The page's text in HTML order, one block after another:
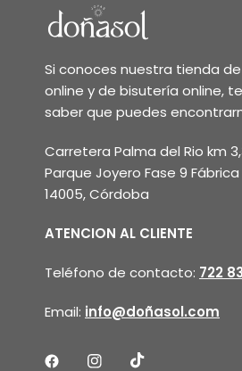
Si conoces nuestra tienda
online y de bisutería online,
saber que puedes
Carretera Palma del Rio km
Parque Joyero Fase 9
14005, Córdoba
ATENCION AL CLIENTE
Teléfono de contacto: 722
Email: info@doñasol.com